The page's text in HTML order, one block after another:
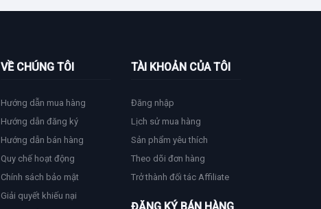
VỀ CHÚNG TÔI
Hướng dẫn mua hàng
Hướng dẫn đăng ký
Hướng dẫn bán hàng
Quy chế hoạt động
Chính sách bảo mật
Giải quyết khiếu nại
TÀI KHOẢN CỦA TÔI
Đăng nhập
Lịch sử mua hàng
Sản phẩm yêu thích
Theo dõi đơn hàng
Trở thành đối tác Affiliate